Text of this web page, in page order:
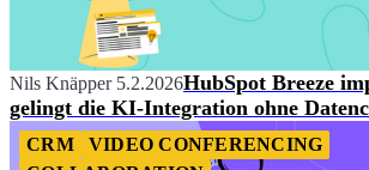
Nils Knäpper 5.2.2026HubSpot Breeze
gelingt die KI-Integration ohne
CRM
VIDEO CONFERENCING